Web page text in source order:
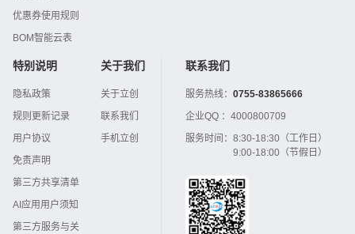
优惠券使用规则
BOM智能云表
特别说明
隐私政策
规则更新记录
用户协议
免责声明
第三方共享清单
AI应用用户须知
第三方服务与关
关于我们
关于立创
联系我们
手机立创
联系我们
服务热线： 0755-83865666
企业QQ ： 4000800709
服务时间： 8:30-18:30（工作日）
9:00-18:00（节假日）